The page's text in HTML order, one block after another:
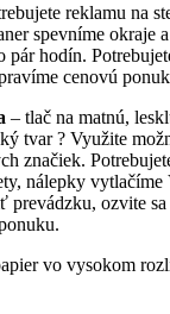
reklamu na
spevníme okraje
pár hodín.
cenovú
– tlač na matnú,
tvar ? Využite
značiek.
nálepky vytlačíme
prevádzku, ozvite
vo vysokom